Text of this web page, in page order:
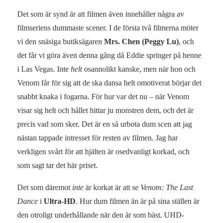
Det som är synd är att filmen även innehåller några av
filmseriens dummaste scener. I de första två filmerna möter
vi den snäsiga butiksägaren Mrs. Chen (Peggy Lu), och
det får vi göra även denna gång då Eddie springer på henne
i Las Vegas. Inte heltosannolikt kanske, men när hon och
Venom får för sig att de ska dansa helt omotiverat börjar det
snabbt knaka i fogarna. För hur var det nu – när Venom
visar sig helt och hållet hittar ju monstren dem, och det är
precis vad som sker. Det är en så urbota dum scen att jag
nästan tappade intresset för resten av filmen. Jag har
verkligen svårt för att hjälten är osedvanligt korkad, och
som sagt tar det här priset.
Det som däremot inte är korkat är att se Venom: The Last
Dance i Ultra-HD. Hur dum filmen än är på sina ställen är
den otroligt underhållande när den är som bäst. UHD-